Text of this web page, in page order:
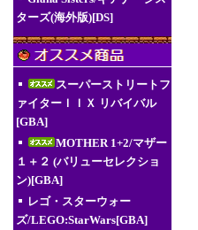
ターズ(海外版)[DS]
スーパーストリートフ
ァイターＩＩＸ リバイバル
[GBA]
MOTHER 1+2/マザー
１＋２ (バリューセレクショ
ン)[GBA]
レゴ・スターウォー
ズ/LEGO:StarWars[GBA]